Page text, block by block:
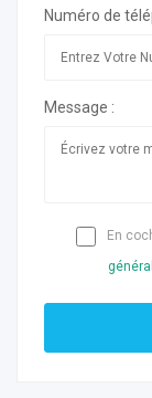
Numéro de
Message :
En